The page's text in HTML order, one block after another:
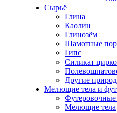
Сырьё
Глина
Каолин
Глинозём
Шамотные
Гипс
Силикат
Другие
Мелющие тела и
Мелющие тела